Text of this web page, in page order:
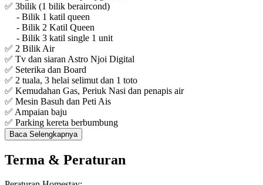
✅ 3bilik (1 bilik beraircond)
- Bilik 1 katil queen
- Bilik 2 Katil Queen
- Bilik 3 katil single 1 unit
✅ 2 Bilik Air
✅ Tv dan siaran Astro Njoi Digital
✅ Seterika dan Board
✅ 2 tuala, 3 helai selimut dan 1 toto
✅ Kemudahan Gas, Periuk Nasi dan penapis air
✅ Mesin Basuh dan Peti Ais
✅ Ampaian baju
✅ Parking kereta berbumbung
Baca Selengkapnya
Terma & Peraturan